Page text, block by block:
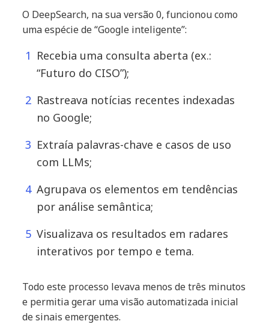
O DeepSearch, na sua versão 0, funcionou como
uma espécie de “Google inteligente”:
Recebia uma consulta aberta (ex.:
“Futuro do CISO”);
Rastreava notícias recentes indexadas
no Google;
Extraía palavras-chave e casos de uso
com LLMs;
Agrupava os elementos em tendências
por análise semântica;
Visualizava os resultados em radares
interativos por tempo e tema.
Todo este processo levava menos de três minutos
e permitia gerar uma visão automatizada inicial
de sinais emergentes.